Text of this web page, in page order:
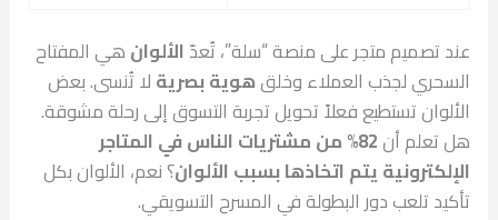
عند تصميم متجر على منصة “سلة”، تُعدّ الألوان هي المفتاح
السحري لجذب العملاء وخلقهوية بصرية لا تُنسى. بعض
الألوان تستطيع فعلاً تحويل تجربة التسوق إلى رحلة مشوقة.
هل تعلم أن
82% من مشتريات الناس في المتاجر
الإلكترونية يتم اتخاذها بسبب الألوان؟ نعم، الألوان بكل
تأكيد تلعب دور البطولة في المسرح التسويقي.